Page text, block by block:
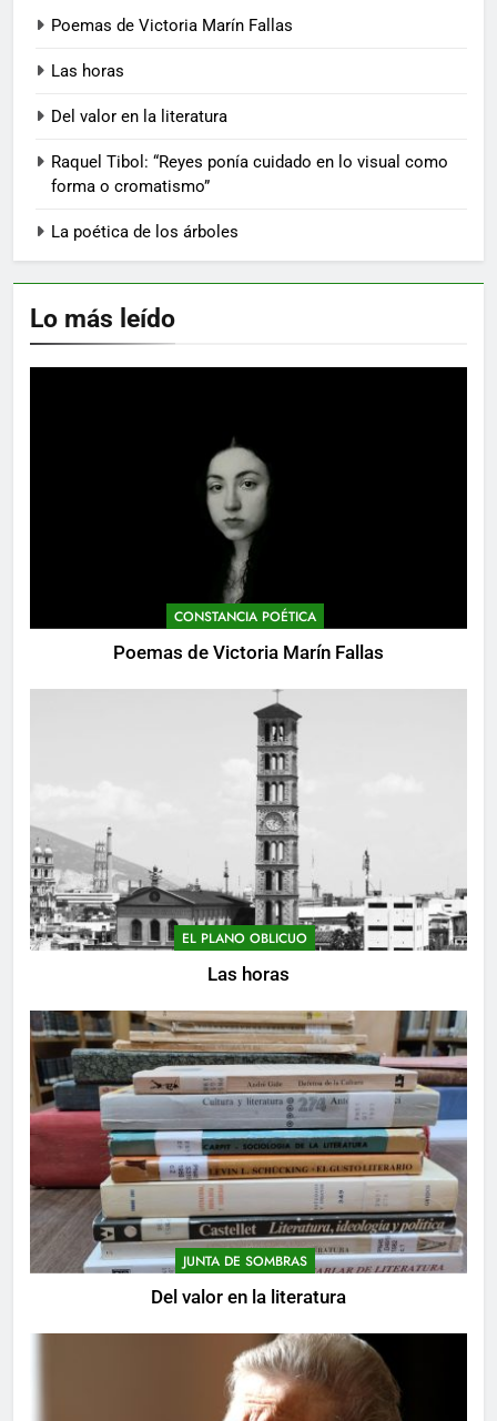
Poemas de Victoria Marín Fallas
Las horas
Del valor en la literatura
Raquel Tibol: “Reyes ponía cuidado en lo visual como
forma o cromatismo”
La poética de los árboles
Lo más leído
CONSTANCIA POÉTICA
Poemas de Victoria Marín Fallas
EL PLANO OBLICUO
Las horas
JUNTA DE SOMBRAS
Del valor en la literatura